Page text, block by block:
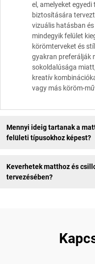
el, amelyeket
biztosítására
vizuális hatásban
mindegyik felület
körömterveket és
gyakran preferálják
sokoldalúsága
kreatív
vagy más köröm-
Mennyi ideig tartanak a
felületi típusokhoz képest?
Keverhetek matthoz és
tervezésében?